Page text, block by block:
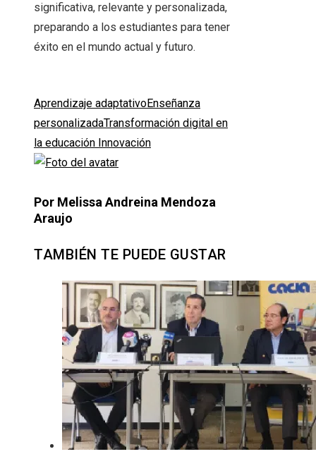
significativa, relevante y personalizada,
preparando a los estudiantes para tener
éxito en el mundo actual y futuro.
Aprendizaje adaptativoEnseñanza
personalizadaTransformación digital en
la educación Innovación
Por Melissa Andreina Mendoza
Araujo
TAMBIÉN TE PUEDE GUSTAR